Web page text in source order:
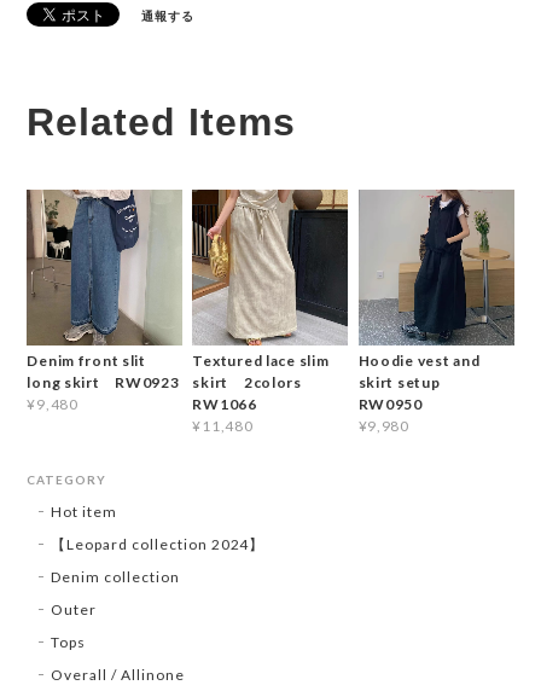
通報する
Related Items
Denim front slit
long skirt RW0923
¥9,480
Textured lace slim
skirt 2colors
RW1066
¥11,480
Hoodie vest and
skirt setup
RW0950
¥9,980
CATEGORY
Hot item
【Leopard collection 2024】
Denim collection
Outer
Tops
Overall / Allinone